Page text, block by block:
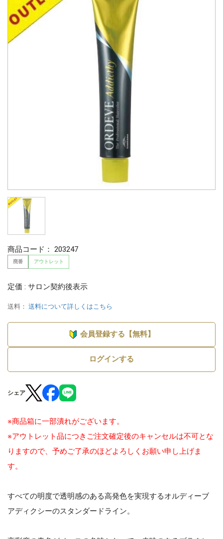
商品コード： 203247
廃番 アウトレット
定価 : サロン契約後表示
送料： 送料について詳しくはこちら
会員登録する【無料】
ログインする
シェア
※商品箱に一部潰れがございます。
※アウトレット品につきご注文確定後のキャンセルは不可とな
りますので、予めご了承のほどよろしくお願い申し上げま
す。
すべての明度で透明感のある高発色を実現するオルディーブ
アディクシーのスタンダードライン。